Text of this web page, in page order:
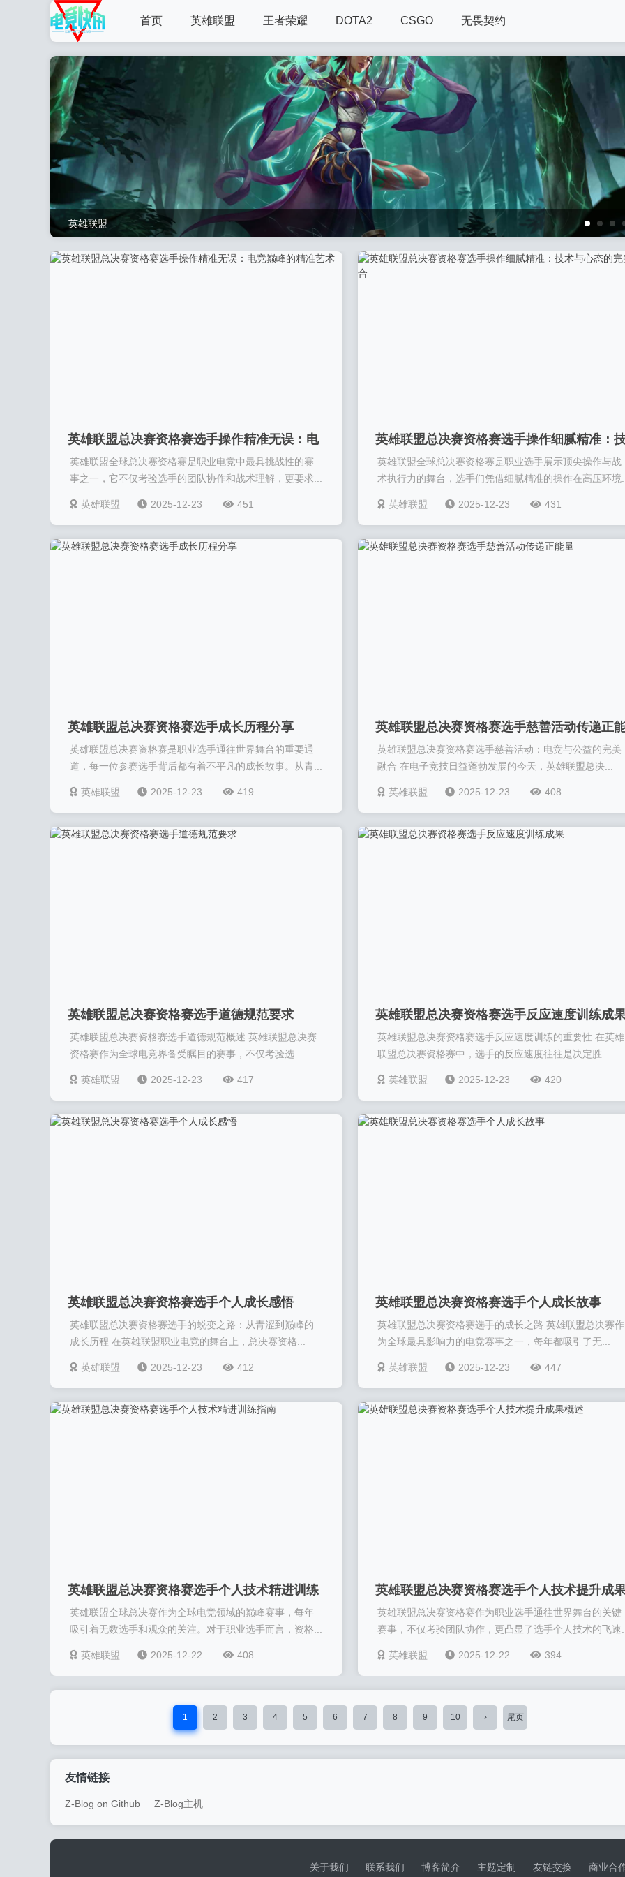
首页 英雄联盟 王者荣耀 DOTA2 CSGO 无畏契约
英雄联盟
英雄联盟总决赛资格赛选手操作精准无误：电
竞巅峰的精准艺术
英雄联盟全球总决赛资格赛是职业电竞中最具挑战性的赛
事之一，它不仅考验选手的团队协作和战术理解，更要求...
英雄联盟 2025-12-23 451
英雄联盟总决赛资格赛选手操作细腻精准：
术与心态的完美融合
英雄联盟全球总决赛资格赛是职业选手展示顶尖操作与战
术执行力的舞台，选手们凭借细腻精准的操作在高压环境...
英雄联盟 2025-12-23 431
英雄联盟总决赛资格赛选手成长历程分享
英雄联盟总决赛资格赛是职业选手通往世界舞台的重要通
道，每一位参赛选手背后都有着不平凡的成长故事。从青...
英雄联盟 2025-12-23 419
英雄联盟总决赛资格赛选手慈善活动传递正
量
英雄联盟总决赛资格赛选手慈善活动：电竞与公益的完美
融合 在电子竞技日益蓬勃发展的今天，英雄联盟总决...
英雄联盟 2025-12-23 408
英雄联盟总决赛资格赛选手道德规范要求
英雄联盟总决赛资格赛选手道德规范概述 英雄联盟总决赛
资格赛作为全球电竞界备受瞩目的赛事，不仅考验选...
英雄联盟 2025-12-23 417
英雄联盟总决赛资格赛选手反应速度训练成
英雄联盟总决赛资格赛选手反应速度训练的重要性 在英雄
联盟总决赛资格赛中，选手的反应速度往往是决定胜...
英雄联盟 2025-12-23 420
英雄联盟总决赛资格赛选手个人成长感悟
英雄联盟总决赛资格赛选手的蜕变之路：从青涩到巅峰的
成长历程 在英雄联盟职业电竞的舞台上，总决赛资格...
英雄联盟 2025-12-23 412
英雄联盟总决赛资格赛选手个人成长故事
英雄联盟总决赛资格赛选手的成长之路 英雄联盟总决赛作
为全球最具影响力的电竞赛事之一，每年都吸引了无...
英雄联盟 2025-12-23 447
英雄联盟总决赛资格赛选手个人技术精进训练
指南
英雄联盟全球总决赛作为全球电竞领域的巅峰赛事，每年
吸引着无数选手和观众的关注。对于职业选手而言，资格...
英雄联盟 2025-12-22 408
英雄联盟总决赛资格赛选手个人技术提升成
概述
英雄联盟总决赛资格赛作为职业选手通往世界舞台的关键
赛事，不仅考验团队协作，更凸显了选手个人技术的飞速...
英雄联盟 2025-12-22 394
1 2 3 4 5 6 7 8 9 10 › 尾页
友情链接
Z-Blog on Github Z-Blog主机
关于我们 联系我们 博客简介 主题定制 友链交换 商业合